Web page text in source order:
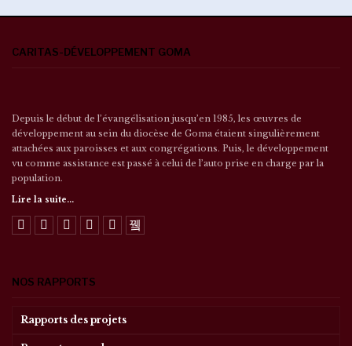
CARITAS-DÉVELOPPEMENT GOMA
Depuis le début de l’évangélisation jusqu’en 1985, les œuvres de
développement au sein du diocèse de Goma étaient singulièrement
attachées aux paroisses et aux congrégations. Puis, le développement
vu comme assistance est passé à celui de l’auto prise en charge par la
population.
Lire la suite...
NOS RAPPORTS
Rapports des projets